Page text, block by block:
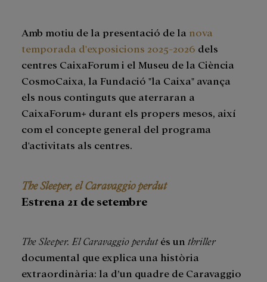
Amb motiu de la presentació de la nova
temporada d'exposicions 2025-2026 dels
centres CaixaForum i el Museu de la Ciència
CosmoCaixa, la Fundació "la Caixa" avança
els nous continguts que aterraran a
CaixaForum+ durant els propers mesos, així
com el concepte general del programa
d'activitats als centres.
The Sleeper, el Caravaggio perdut
Estrena 21 de setembre
The Sleeper. El Caravaggio perdutés un thriller
documental que explica una història
extraordinària: la d’un quadre de Caravaggio